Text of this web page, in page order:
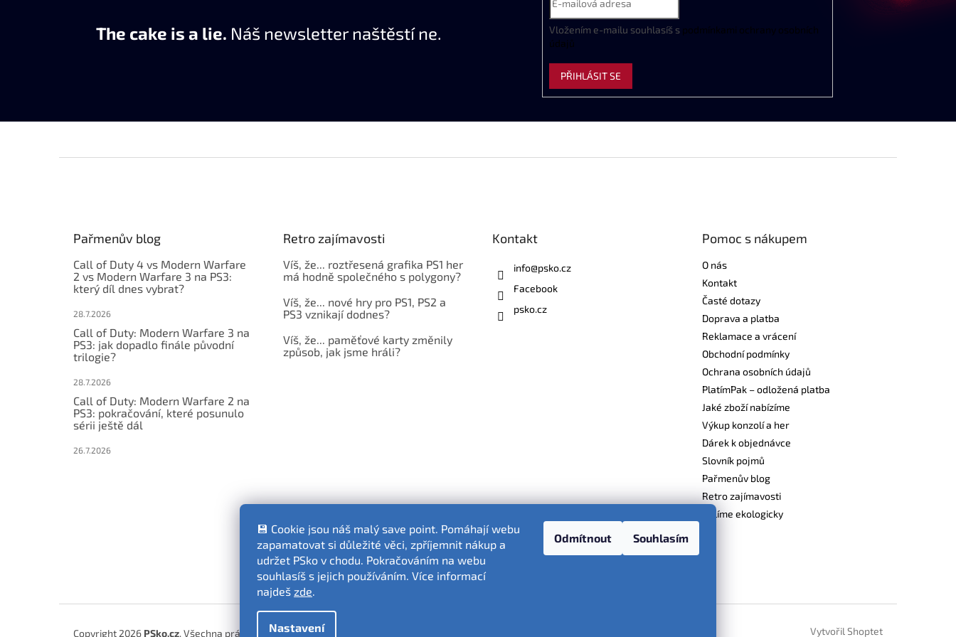
💾 Cookie jsou náš malý save point. Pomáhají webu
zapamatovat si důležité věci, zpříjemnit nákup a
udržet PSko v chodu. Pokračováním na webu
souhlasíš s jejich používáním. Více informací
najdeš zde.
Nastavení
Odmítnout Souhlasím
y
v
ý
i
s
u
The cake is a lie. Náš newsletter naštěstí ne. Vložením e-mailu souhlasíš s podmínkami ochrany osobních
údajů
PŘIHLÁSIT SE
Pařmenův blog
Call of Duty 4 vs Modern Warfare
2 vs Modern Warfare 3 na PS3:
který díl dnes vybrat?
28.7.2026
Call of Duty: Modern Warfare 3 na
PS3: jak dopadlo finále původní
trilogie?
28.7.2026
Call of Duty: Modern Warfare 2 na
PS3: pokračování, které posunulo
sérii ještě dál
26.7.2026
Retro zajímavosti
Víš, že... roztřesená grafika PS1 her
má hodně společného s polygony?
Víš, že... nové hry pro PS1, PS2 a
PS3 vznikají dodnes?
Víš, že... paměťové karty změnily
způsob, jak jsme hráli?
Kontakt
info@psko.cz
Facebook
psko.cz
Pomoc s nákupem
O nás
Kontakt
Časté dotazy
Doprava a platba
Reklamace a vrácení
Obchodní podmínky
Ochrana osobních údajů
PlatímPak – odložená platba
Jaké zboží nabízíme
Výkup konzolí a her
Dárek k objednávce
Slovník pojmů
Pařmenův blog
Retro zajímavosti
Balíme ekologicky
Fotografie produktů jsou ilustrativní.
Vytvořil Shoptet
Copyright 2026 PSko.cz. Všechna práva vyhrazena.